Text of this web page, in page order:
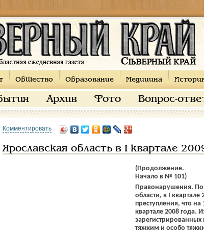
Общество Образование Медицина
Архив Фото Вопрос-
Комментировать
Ярославская область в I квартале
(Продолжение.
Начало в № 101)
Правонарушения.
области, в I квартале
преступления, что
квартале 2008 года.
зарегистрированных
тяжким и особо